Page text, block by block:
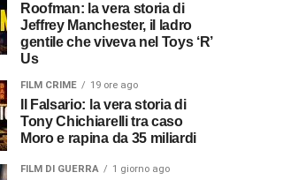
Roofman: la vera storia di
Jeffrey Manchester, il ladro
gentile che viveva nel Toys ‘R’
Us
FILM CRIME 19 ore ago
Tony Chichiarelli tra caso
Moro e rapina da 35 miliardi
FILM DI GUERRA 1 giorno ago